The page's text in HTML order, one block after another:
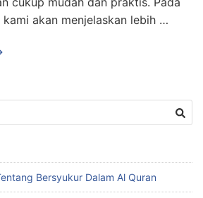
akan menjelaskan lebih …
Bersyukur Dalam Al Quran